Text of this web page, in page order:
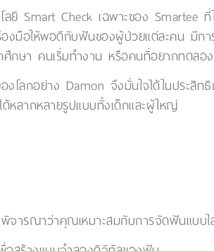
Smart Check เฉพาะของ Smartee ที่
มือให้พอดีกับฟันของผู้ป่วยแต่ละคน มีกา
กษา คนเริ่มทำงาน หรือคนที่อยากทดลอ
โลกอย่าง Damon จึงมั่นใจได้ในประสิ
หลากหลายรูปแบบทั้งเด็กและผู้ใหญ่
ารณาว่าคุณเหมาะสมกับการจัดฟันแบบใ